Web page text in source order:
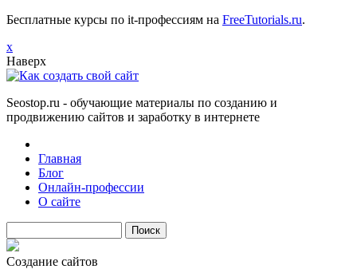
Бесплатные курсы по it-профессиям на FreeTutorials.ru.
х
Наверх
Seostop.ru - обучающие материалы по созданию и
продвижению сайтов и заработку в интернете
Главная
Блог
Онлайн-профессии
О сайте
Создание сайтов